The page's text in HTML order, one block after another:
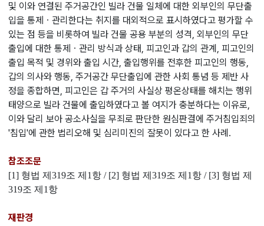
및 이와 연결된 주거공간인 빌라 건물 일체에 대한 외부인의 무단출
입을 통제ㆍ관리한다는 취지를 대외적으로 표시하였다고 평가할 수
있는 점 등을 비롯하여 빌라 건물 공용 부분의 성격, 외부인의 무단
출입에 대한 통제ㆍ관리 방식과 상태, 피고인과 갑의 관계, 피고인의
출입 목적 및 경위와 출입 시간, 출입행위를 전후한 피고인의 행동,
갑의 의사와 행동, 주거공간 무단출입에 관한 사회 통념 등 제반 사
정을 종합하면, 피고인은 갑 주거의 사실상 평온상태를 해치는 행위
태양으로 빌라 건물에 출입하였다고 볼 여지가 충분하다는 이유로,
이와 달리 보아 공소사실을 무죄로 판단한 원심판결에 주거침입죄의
'침입'에 관한 법리오해 및 심리미진의 잘못이 있다고 한 사례.
참조조문
[1] 형법 제319조 제1항 / [2] 형법 제319조 제1항 / [3] 형법 제
319조 제1항
재판경